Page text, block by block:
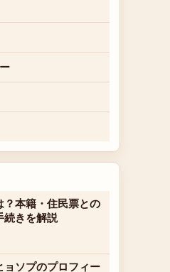
？本籍・住民票との
続きを解説
ョソプのプロフィー